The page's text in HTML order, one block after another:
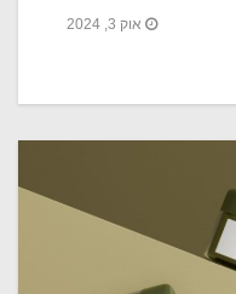
אוק 3, 2024